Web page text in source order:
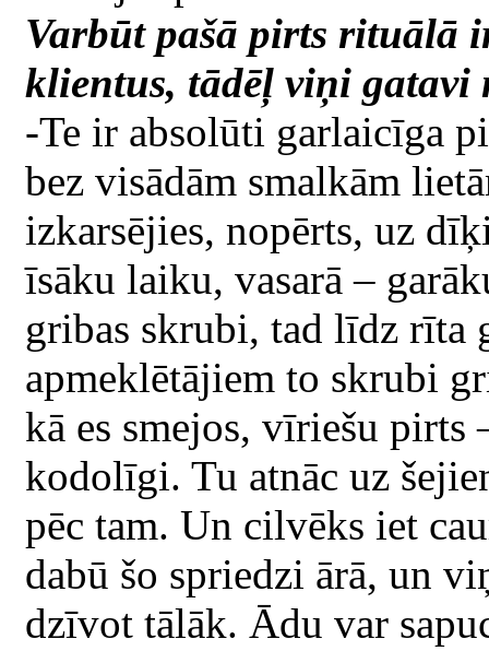
Varbūt pašā pirts rituālā
klientus, tādēļ viņi gatavi
-Te ir absolūti garlaicīga
bez visādām smalkām
izkarsējies, nopērts, uz
īsāku laiku, vasarā –
gribas skrubi, tad līdz rīta
apmeklētājiem to skrubi
kā es smejos, vīriešu
kodolīgi. Tu atnāc uz
pēc tam. Un cilvēks iet
dabū šo spriedzi ārā, un
dzīvot tālāk. Ādu var